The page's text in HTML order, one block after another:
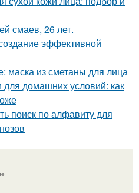
смаев, 26 лет.
эффективной
маска из сметаны для лица
домашних условий: как
поиск по алфавиту для